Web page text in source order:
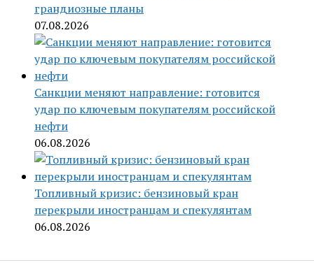
грандиозные планы
07.08.2026
Санкции меняют направление: готовится
удар по ключевым покупателям российской
нефти
06.08.2026
Топливный кризис: бензиновый кран
перекрыли иностранцам и спекулянтам
06.08.2026